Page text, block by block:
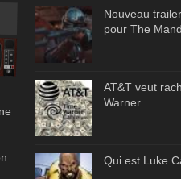
Nouveau
pour The
AT&T veut
Warner
Qui est Luke